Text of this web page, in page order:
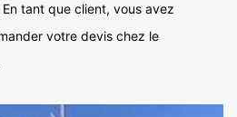
tant que client, vous avez
votre devis chez le